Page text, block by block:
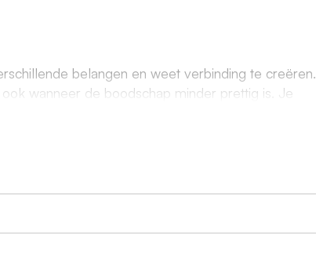
belangen en weet verbinding te creëren.
wanneer de boodschap minder prettig is. Je
verstaan: laptop, telefoon en toebehoren.